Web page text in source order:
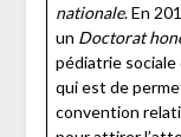
nationale. En
un Doctorat
pédiatrie
qui est de
convention